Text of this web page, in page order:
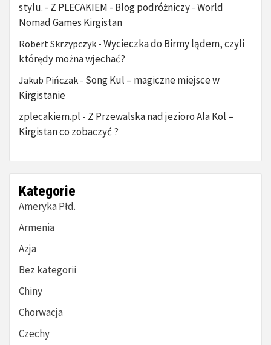
stylu. - Z PLECAKIEM - Blog podróżniczy - World
Nomad Games Kirgistan
Robert Skrzypczyk - Wycieczka do Birmy lądem, czyli
którędy można wjechać?
Jakub Pińczak - Song Kul – magiczne miejsce w
Kirgistanie
zplecakiem.pl - Z Przewalska nad jezioro Ala Kol –
Kirgistan co zobaczyć ?
Kategorie
Ameryka Płd.
Armenia
Azja
Bez kategorii
Chiny
Chorwacja
Czechy